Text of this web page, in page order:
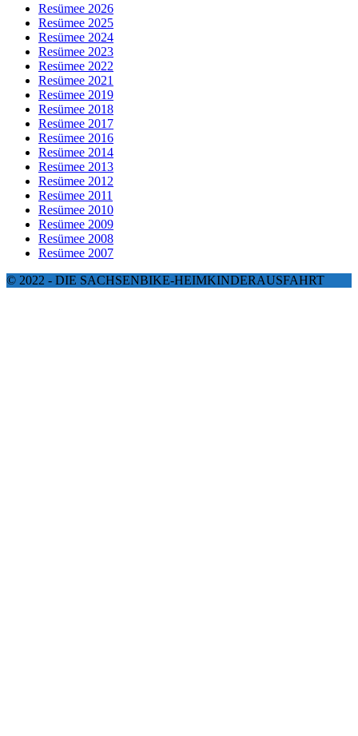
Resümee 2026
Resümee 2025
Resümee 2024
Resümee 2023
Resümee 2022
Resümee 2021
Resümee 2019
Resümee 2018
Resümee 2017
Resümee 2016
Resümee 2014
Resümee 2013
Resümee 2012
Resümee 2011
Resümee 2010
Resümee 2009
Resümee 2008
Resümee 2007
© 2022 - DIE SACHSENBIKE-HEIMKINDERAUSFAHRT